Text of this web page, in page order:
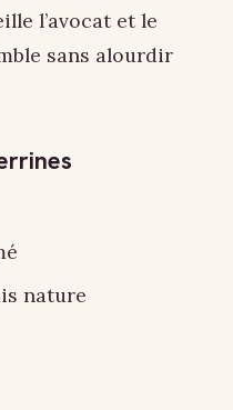
l’avocat et le
sans alourdir
nature